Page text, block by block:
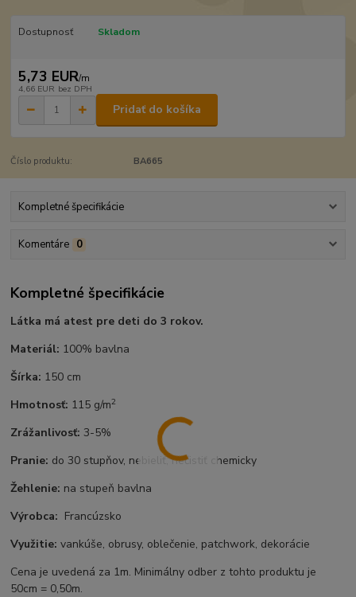
Dostupnosť Skladom
5,73 EUR/m
4,66 EUR bez DPH
Pridať do košíka
Číslo produktu: BA665
Kompletné špecifikácie
Komentáre 0
Kompletné špecifikácie
Látka má atest pre deti do 3 rokov.
Materiál: 100% bavlna
Šírka: 150 cm
Hmotnosť: 115 g/m2
Zrážanlivosť: 3-5%
Pranie: do 30 stupňov, nebieliť, nečistiť chemicky
Žehlenie: na stupeň bavlna
Výrobca: Francúzsko
Využitie: vankúše, obrusy, oblečenie, patchwork, dekorácie
Cena je uvedená za 1m. Minimálny odber z tohto produktu je
50cm = 0,50m.